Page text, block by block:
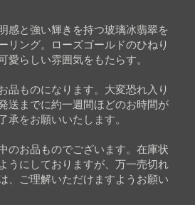
感と強い輝きを持つ玻璃冰翡翠を
リング。ローズゴールドのひねり
愛らしい雰囲気をもたらす。
品ものになります。大変恐れ入り
送までに約一週間ほどのお時間が
承をお願いいたします。
のお品ものでございます。在庫状
うにしておりますが、万一売切れ
、ご理解いただけますようお願い